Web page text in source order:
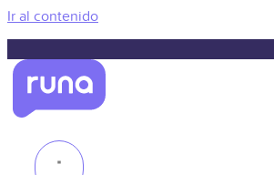
Ir al contenido